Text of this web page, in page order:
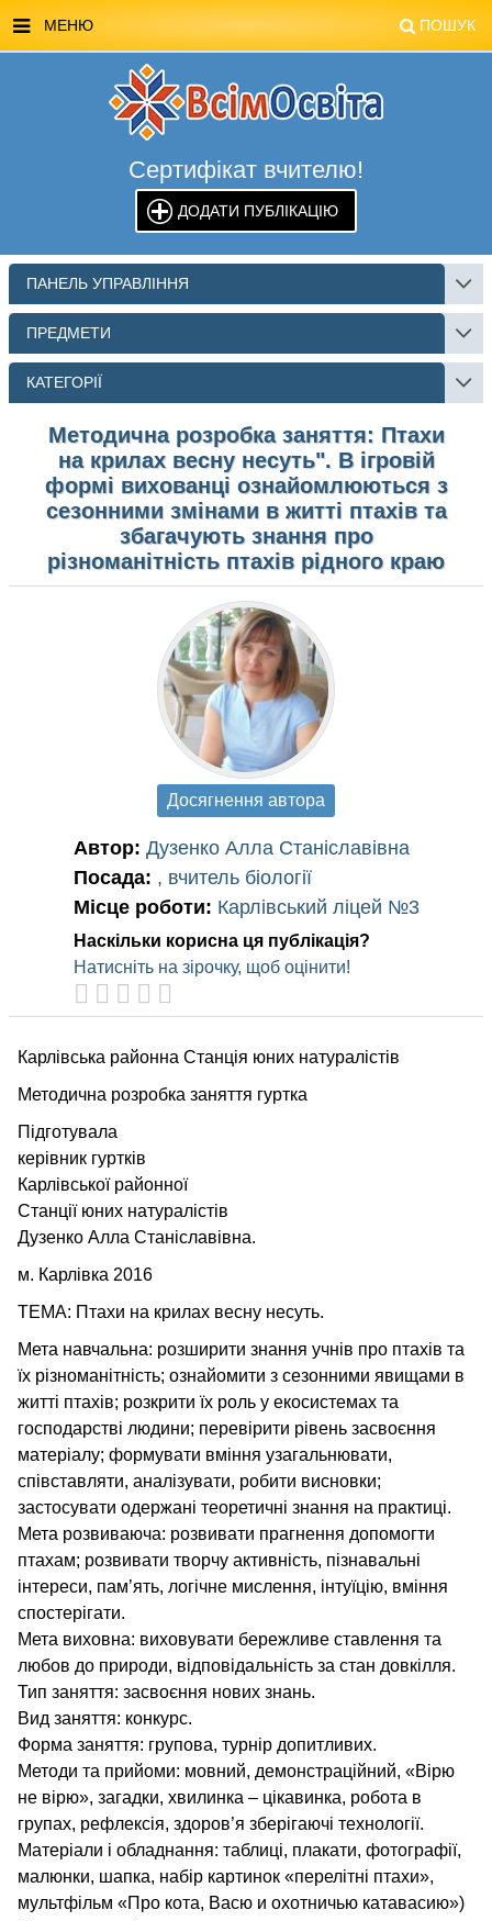
МЕНЮ ПОШУК
МАГАЗИН ВСІМОСВІТА
СТЕНДИ ВСІМОСВІТА
РЕКЛАМА НА САЙТІ
КОНТАКТИ
ПОШУК
Сертифікат вчителю!
ДОДАТИ ПУБЛІКАЦІЮ
ПАНЕЛЬ УПРАВЛІННЯ
ПРЕДМЕТИ
КАТЕГОРІЇ
Методична розробка заняття: Птахи
на крилах весну несуть". В ігровій
формі вихованці ознайомлюються з
сезонними змінами в житті птахів та
збагачують знання про
різноманітність птахів рідного краю
Автор: Дузенко Алла Станіславівна
Посада: , вчитель біології
Місце роботи: Карлівський ліцей №3
Наскільки корисна ця публікація?
Натисніть на зірочку, щоб оцінити!
Досягнення автора
Карлівська районна Станція юних натуралістів
Методична розробка заняття гуртка
Підготувала
керівник гуртків
Карлівської районної
Станції юних натуралістів
Дузенко Алла Станіславівна.
м. Карлівка 2016
ТЕМА: Птахи на крилах весну несуть.
Мета навчальна: розширити знання учнів про птахів та
їх різноманітність; ознайомити з сезонними явищами в
житті птахів; розкрити їх роль у екосистемах та
господарстві людини; перевірити рівень засвоєння
матеріалу; формувати вміння узагальнювати,
співставляти, аналізувати, робити висновки;
застосувати одержані теоретичні знання на практиці.
Мета розвиваюча: розвивати прагнення допомогти
птахам; розвивати творчу активність, пізнавальні
інтереси, пам’ять, логічне мислення, інтуїцію, вміння
спостерігати.
Мета виховна: виховувати бережливе ставлення та
любов до природи, відповідальність за стан довкілля.
Тип заняття: засвоєння нових знань.
Вид заняття: конкурс.
Форма заняття: групова, турнір допитливих.
Методи та прийоми: мовний, демонстраційний, «Вірю
не вірю», загадки, хвилинка – цікавинка, робота в
групах, рефлексія, здоров’я зберігаючі технології.
Матеріали і обладнання: таблиці, плакати, фотографії,
малюнки, шапка, набір картинок «перелітні птахи»,
мультфільм «Про кота, Васю и охотничью катавасию»)